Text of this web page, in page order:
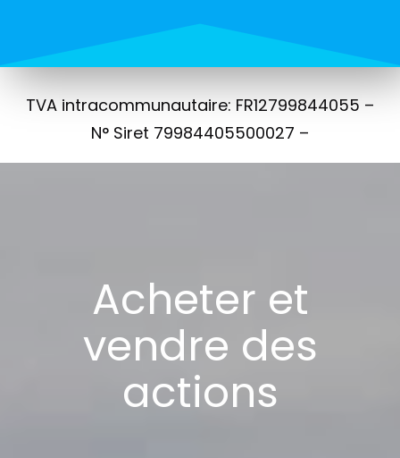
TVA intracommunautaire: FR12799844055 –
N° Siret 79984405500027 –
Acheter et
vendre des
actions